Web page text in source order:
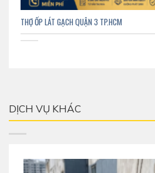
THỢ ỐP LÁT GẠCH QUẬN 3 TP.HCM
DỊCH VỤ KHÁC